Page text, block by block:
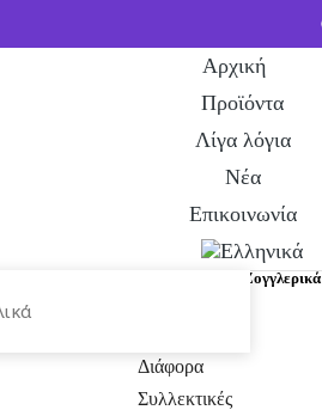
Αρχική
Προϊόντα
Διάφορα
Συλλεκτικές
Ζογγλερικά
Λίγα λόγια
Νέα
Επικοινωνία